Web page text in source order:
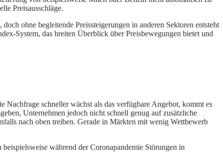
Preisausschläge.
ohne begleitende Preissteigerungen in anderen Sektoren entsteht
System, das breiten Überblick über Preisbewegungen bietet und
schneller wächst als das verfügbare Angebot, kommt es
Unternehmen jedoch nicht schnell genug auf zusätzliche
nach oben treiben. Gerade in Märkten mit wenig Wettbewerb
während der Coronapandemie Störungen in